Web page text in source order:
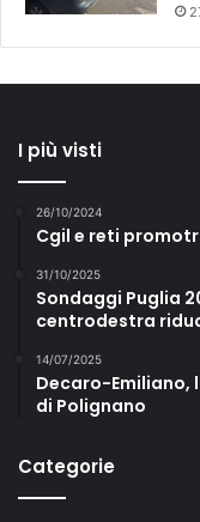
I più visti
26/10/2024
Cgil e reti
31/10/2025
Sondaggi Puglia
centrodestra
14/07/2025
Decaro-Emiliano,
di Polignano
Categorie